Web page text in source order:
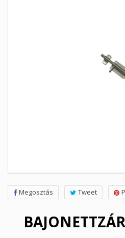
Megosztás Tweet